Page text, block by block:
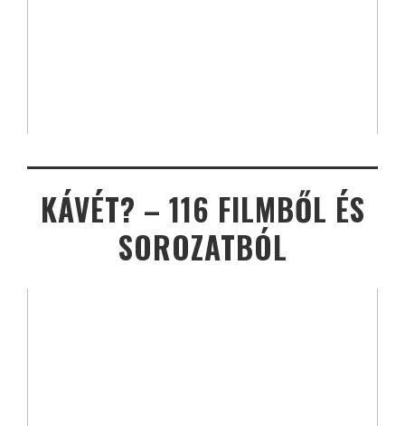
KÁVÉT? – 116 FILMBŐL ÉS
SOROZATBÓL